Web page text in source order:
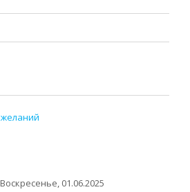
Воскресенье, 01.06.2025